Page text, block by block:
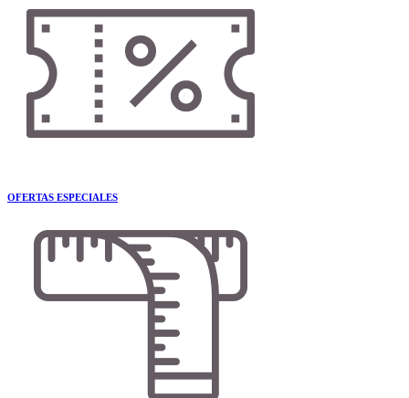
OFERTAS ESPECIALES